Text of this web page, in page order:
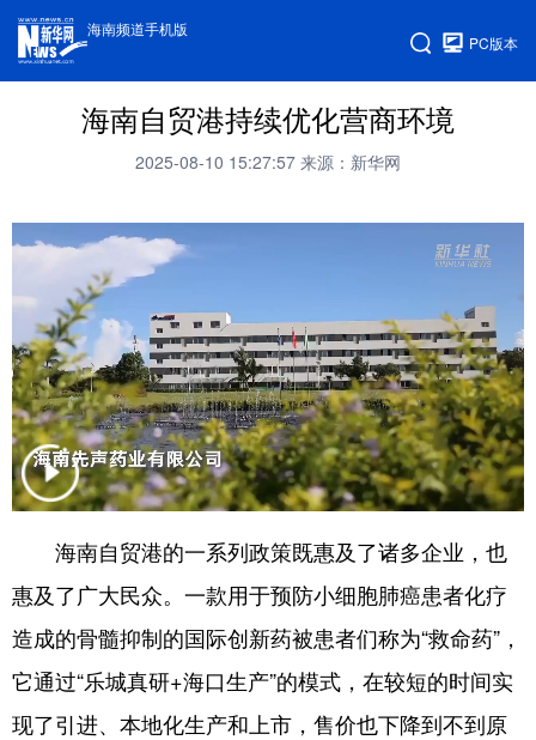
海南频道手机版
PC版本
海南自贸港持续优化营商环境
2025-08-10 15:27:57 来源：新华网
海南自贸港的一系列政策既惠及了诸多企业，也
惠及了广大民众。一款用于预防小细胞肺癌患者化疗
造成的骨髓抑制的国际创新药被患者们称为“救命药”，
它通过“乐城真研+海口生产”的模式，在较短的时间实
现了引进、本地化生产和上市，售价也下降到不到原